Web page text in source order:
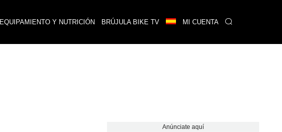
EQUIPAMIENTO Y NUTRICIÓN BRÚJULA BIKE TV MI CUENTA
Anúnciate aquí